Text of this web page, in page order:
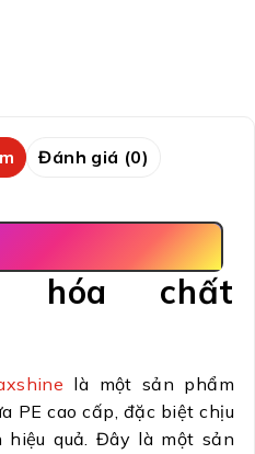
Đánh giá (0)
hóa chất
là một sản phẩm
PE cao cấp, đặc biệt chịu
hiệu quả. Đây là một sản